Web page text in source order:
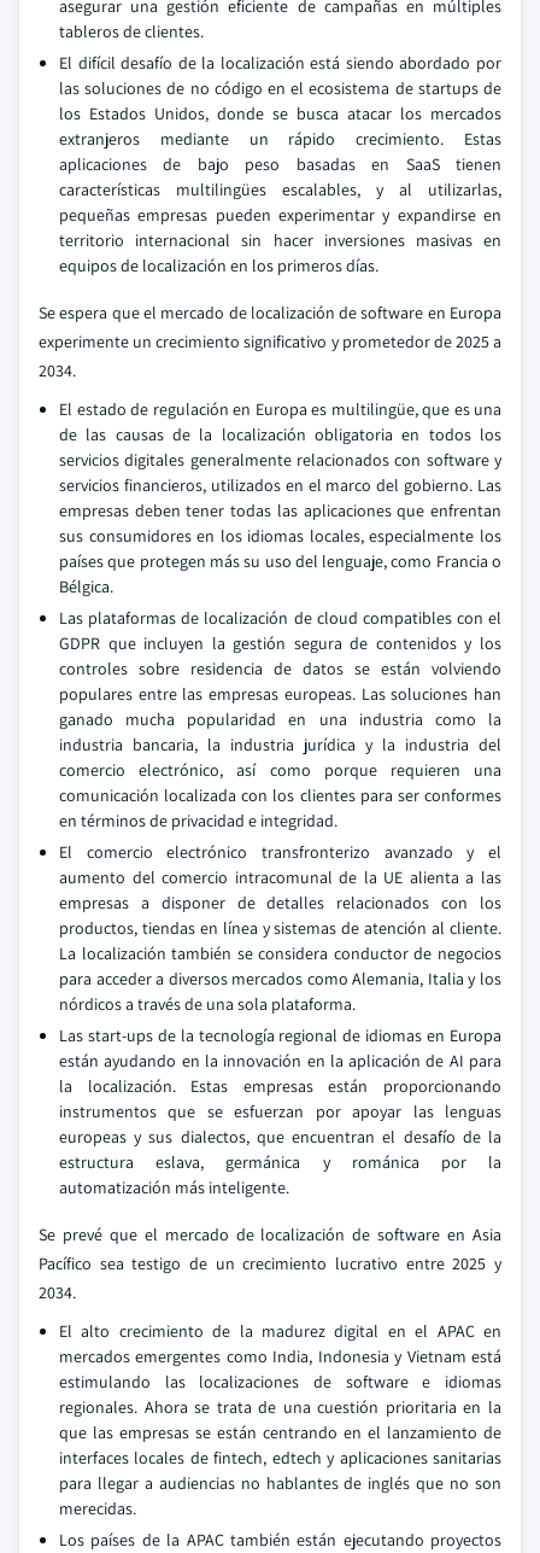
asegurar una gestión eficiente de campañas en múltiples
tableros de clientes.
El difícil desafío de la localización está siendo abordado por
las soluciones de no código en el ecosistema de startups de
los Estados Unidos, donde se busca atacar los mercados
extranjeros mediante un rápido crecimiento. Estas
aplicaciones de bajo peso basadas en SaaS tienen
características multilingües escalables, y al utilizarlas,
pequeñas empresas pueden experimentar y expandirse en
territorio internacional sin hacer inversiones masivas en
equipos de localización en los primeros días.
Se espera que el mercado de localización de software en Europa
experimente un crecimiento significativo y prometedor de 2025 a
2034.
El estado de regulación en Europa es multilingüe, que es una
de las causas de la localización obligatoria en todos los
servicios digitales generalmente relacionados con software y
servicios financieros, utilizados en el marco del gobierno. Las
empresas deben tener todas las aplicaciones que enfrentan
sus consumidores en los idiomas locales, especialmente los
países que protegen más su uso del lenguaje, como Francia o
Bélgica.
Las plataformas de localización de cloud compatibles con el
GDPR que incluyen la gestión segura de contenidos y los
controles sobre residencia de datos se están volviendo
populares entre las empresas europeas. Las soluciones han
ganado mucha popularidad en una industria como la
industria bancaria, la industria jurídica y la industria del
comercio electrónico, así como porque requieren una
comunicación localizada con los clientes para ser conformes
en términos de privacidad e integridad.
El comercio electrónico transfronterizo avanzado y el
aumento del comercio intracomunal de la UE alienta a las
empresas a disponer de detalles relacionados con los
productos, tiendas en línea y sistemas de atención al cliente.
La localización también se considera conductor de negocios
para acceder a diversos mercados como Alemania, Italia y los
nórdicos a través de una sola plataforma.
Las start-ups de la tecnología regional de idiomas en Europa
están ayudando en la innovación en la aplicación de AI para
la localización. Estas empresas están proporcionando
instrumentos que se esfuerzan por apoyar las lenguas
europeas y sus dialectos, que encuentran el desafío de la
estructura eslava, germánica y románica por la
automatización más inteligente.
Se prevé que el mercado de localización de software en Asia
Pacífico sea testigo de un crecimiento lucrativo entre 2025 y
2034.
El alto crecimiento de la madurez digital en el APAC en
mercados emergentes como India, Indonesia y Vietnam está
estimulando las localizaciones de software e idiomas
regionales. Ahora se trata de una cuestión prioritaria en la
que las empresas se están centrando en el lanzamiento de
interfaces locales de fintech, edtech y aplicaciones sanitarias
para llegar a audiencias no hablantes de inglés que no son
merecidas.
Los países de la APAC también están ejecutando proyectos